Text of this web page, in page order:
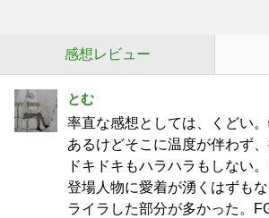
感想レビュー
とむ
率直な感想としては、くどい
あるけどそこに温度が伴わず
ドキドキもハラハラもしない
登場人物に愛着が湧くはずも
ライラした部分が多かった。